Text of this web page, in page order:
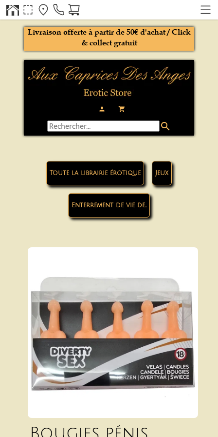
person local_grocery_store
Livraison offerte à partir de 50€ d'achat / Click
& collect gratuit
search
Toute la librairie érotique Jeux
Enterrement de vie de...